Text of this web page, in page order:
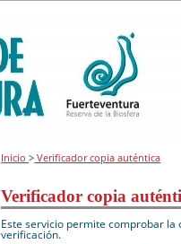
Inicio> Verificador copia auténtica
Verificador copia
Este servicio permite comprobar
verificación.